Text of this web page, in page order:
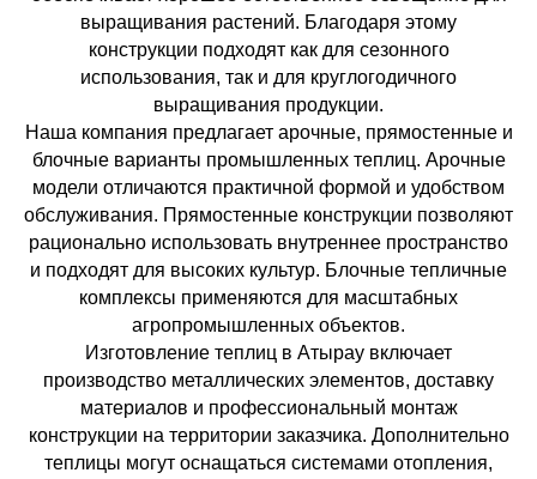
выращивания растений. Благодаря этому
конструкции подходят как для сезонного
использования, так и для круглогодичного
выращивания продукции.
Наша компания предлагает арочные, прямостенные и
блочные варианты промышленных теплиц. Арочные
модели отличаются практичной формой и удобством
обслуживания. Прямостенные конструкции позволяют
рационально использовать внутреннее пространство
и подходят для высоких культур. Блочные тепличные
комплексы применяются для масштабных
агропромышленных объектов.
Изготовление теплиц в Атырау включает
производство металлических элементов, доставку
материалов и профессиональный монтаж
конструкции на территории заказчика. Дополнительно
теплицы могут оснащаться системами отопления,